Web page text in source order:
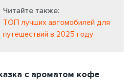
Читайте также:
ТОП лучших автомобилей для
путешествий в 2025 году
с ароматом кофе